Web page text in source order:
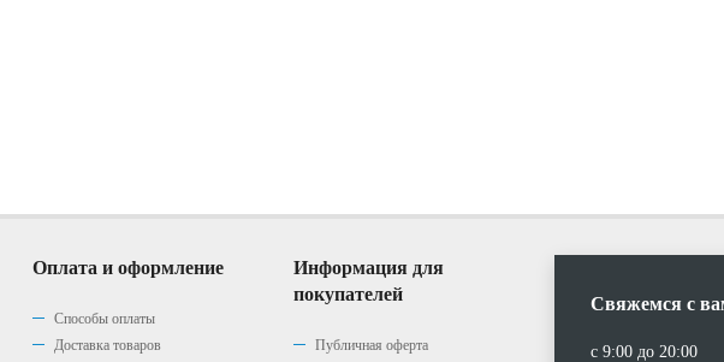
Оплата и оформление
Способы оплаты
Доставка товаров
Информация для
покупателей
Публичная оферта
Свяжемся с
с 9:00 до 20:00